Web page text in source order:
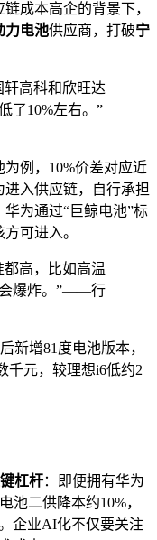
成本高企的背景下，
力电池供应商，打破宁
轩高科和欣旺达
了10%左右。”
例，10%价差对应近
入供应链，自行承担
为通过“巨鲸电池”标
可进入。
高，比如高温
会爆炸。”——行
新增81度电池版本，
千元，较理想i6低约2
杠杆：即便拥有华为
池二供降本约10%，
企业AI化不仅要关注